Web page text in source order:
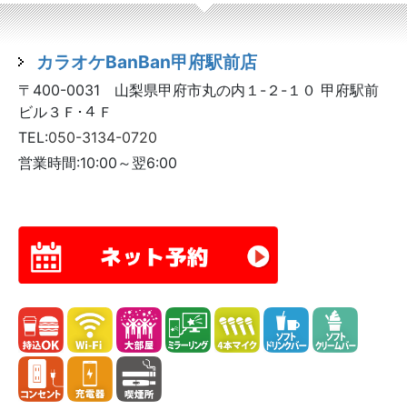
カラオケBanBan甲府駅前店
〒400-0031 山梨県甲府市丸の内１-２-１０ 甲府駅前
ビル３Ｆ･４Ｆ
TEL:050-3134-0720
営業時間:10:00～翌6:00